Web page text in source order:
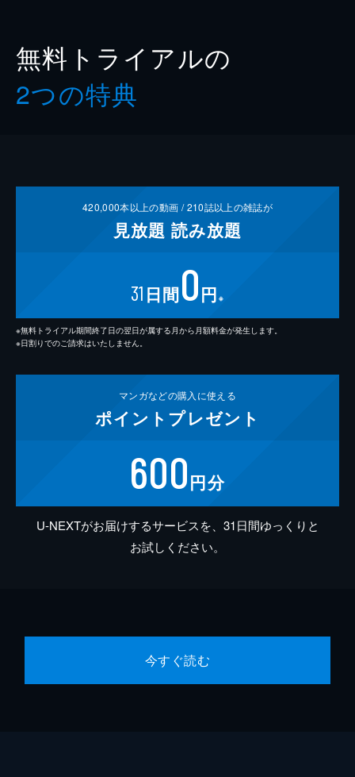
無料トライアルの
2つの特典
420,000本以上の動画 /210誌以上の雑誌が
見放題 読み放題
31 日間0円 ※
※無料トライアル期間終了日の翌日が属する月から月額料金が発生します。
※日割りでのご請求はいたしません。
マンガなどの購入に使える
ポイント プレゼント
600円分
U-NEXTがお届けするサービスを、31日間ゆっくりと
お試しください。
今すぐ読む